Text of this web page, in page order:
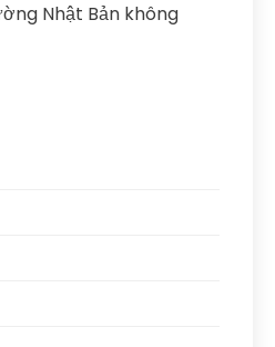
Nhật Bản không